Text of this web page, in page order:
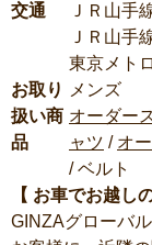
交通
ＪＲ山手
ＪＲ山手
東京メト
お取り
扱い商
品
メンズ
オーダー
ャツ / オ
/ ベルト
【 お車でお越し
GINZAグローバ